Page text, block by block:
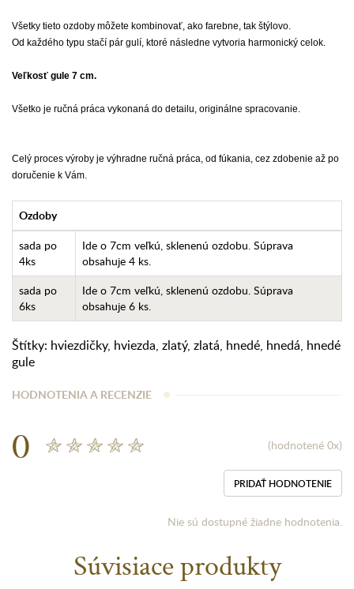
Všetky tieto ozdoby môžete kombinovať, ako farebne, tak štýlovo.
Od každého typu stačí pár gulí, ktoré následne vytvoria harmonický celok.
Veľkosť gule 7 cm.
Všetko je ručná práca vykonaná do detailu, originálne spracovanie.
Celý proces výroby je výhradne ručná práca, od fúkania, cez zdobenie až po
doručenie k Vám.
Ozdoby
sada po
4ks
Ide o 7cm veľkú, sklenenú ozdobu. Súprava
obsahuje 4 ks.
sada po
6ks
Ide o 7cm veľkú, sklenenú ozdobu. Súprava
obsahuje 6 ks.
Štítky: hviezdičky, hviezda, zlatý, zlatá, hnedé, hnedá, hnedé
gule
HODNOTENIA A RECENZIE
0 (hodnotené 0x)
PRIDAŤ HODNOTENIE
Nie sú dostupné žiadne hodnotenia.
Súvisiace produkty